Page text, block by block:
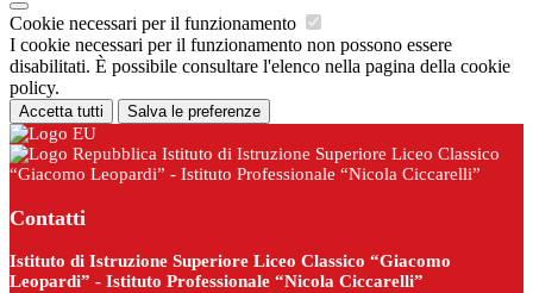
Cookie necessari per il funzionamento
I cookie necessari per il funzionamento non possono essere
disabilitati. È possibile consultare l'elenco nella pagina della cookie
policy.
Accetta tutti Salva le preferenze
Istituto di Istruzione Superiore Liceo Classico
“Giacomo Leopardi” - Istituto Professionale “Nicola Ciccarelli”
Contatti
Istituto di Istruzione Superiore Liceo Classico “Giacomo
Leopardi” - Istituto Professionale “Nicola Ciccarelli”